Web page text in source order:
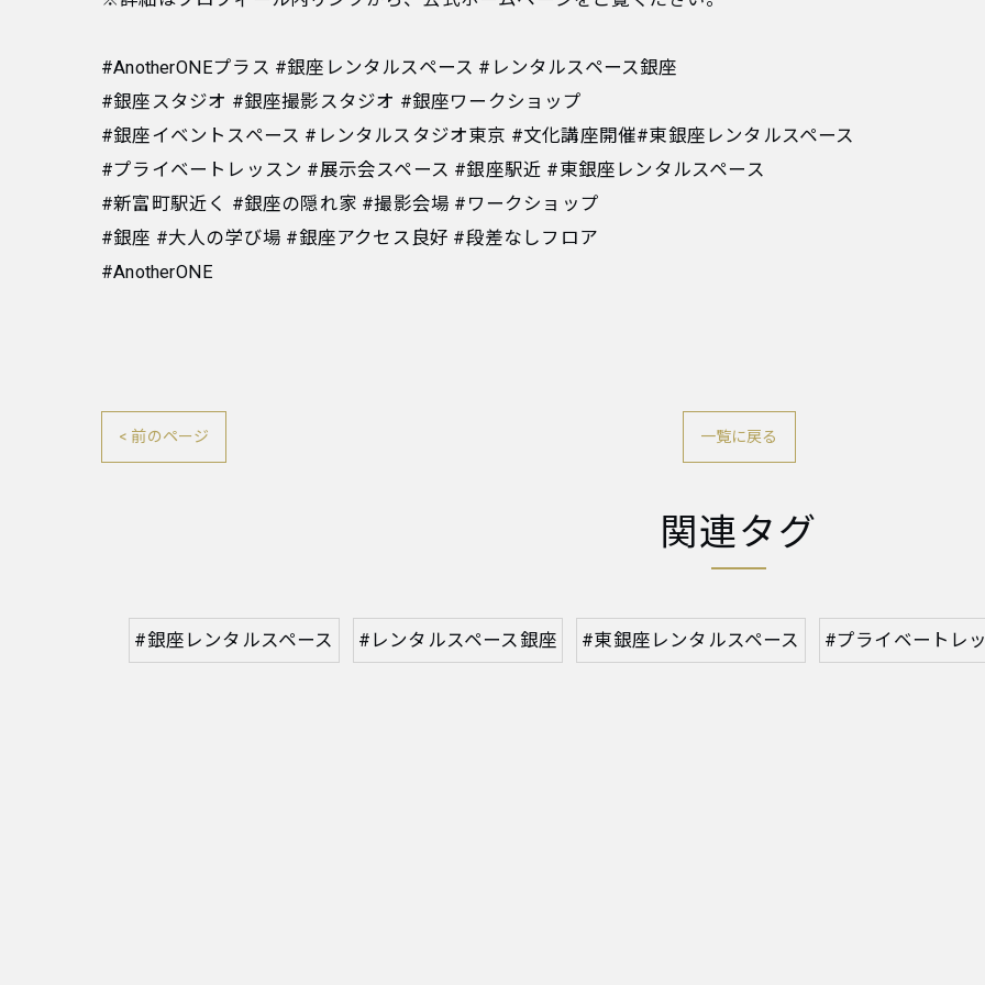
#AnotherONEプラス #銀座レンタルスペース #レンタルスペース銀座
#銀座スタジオ #銀座撮影スタジオ #銀座ワークショップ
#銀座イベントスペース #レンタルスタジオ東京 #文化講座開催#東銀座レンタルスペース
#プライベートレッスン #展示会スペース #銀座駅近 #東銀座レンタルスペース
#新富町駅近く #銀座の隠れ家 #撮影会場 #ワークショップ
#銀座 #大人の学び場 #銀座アクセス良好 #段差なしフロア
#AnotherONE
< 前のページ 一覧に戻る
関連タグ
#銀座レンタルスペース #レンタルスペース銀座 #東銀座レンタルスペース #プライベートレ